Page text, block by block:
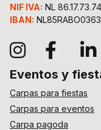
NIF IVA: NL
IBAN:
Eventos y
Carpas para fiestas
Carpas para eventos
Carpa pagoda